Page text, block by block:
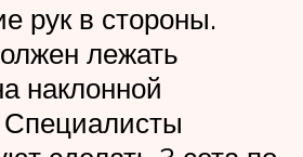
рук в стороны.
лежать
наклонной
Специалисты